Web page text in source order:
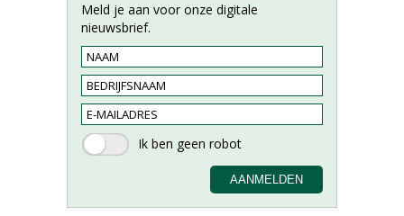
Meld je aan voor onze digitale
nieuwsbrief.